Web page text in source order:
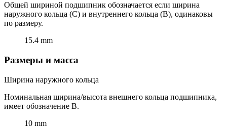
Общей шириной подшипник обозначается если ширина
наружного кольца (C) и внутреннего кольца (B), одинаковы
по размеру.
15.4 mm
Размеры и масса
Ширина наружного кольца
Номинальная ширина/высота внешнего кольца подшипника,
имеет обозначение B.
10 mm